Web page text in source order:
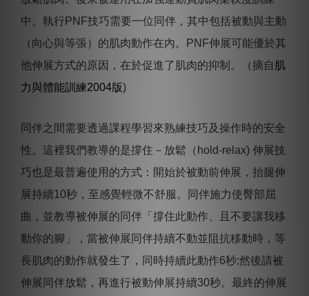
中。執行PNF技巧需要一位同伴，其中包括被動與主動
（向心與等張）的肌肉動作在內。PNF伸展可能優於其
他伸展方式的原因，在於促進了肌肉的抑制。（摘自 肌
力與體能訓練2004版)
同伴之間需要透過課程學習來熟練技巧及操作時的安全
性。這裡我們教導的是撐住－放鬆（hold-relax) 伸展技
巧也是最普遍使用的方式：開始於被動前伸展，抬腿伸
展持續10秒，至感覺輕微不舒服。同伴施力使臀部屈
曲，並教導被伸展的同伴「撐住此動作、且不要讓我移
動你的腳」，當被伸展同伴持續不動並阻抗移動時，等
長肌肉的動作就發生了，同時持續此動作6秒;然後請被
伸展同伴放鬆，再進行被動伸展持續30秒。最終的伸展